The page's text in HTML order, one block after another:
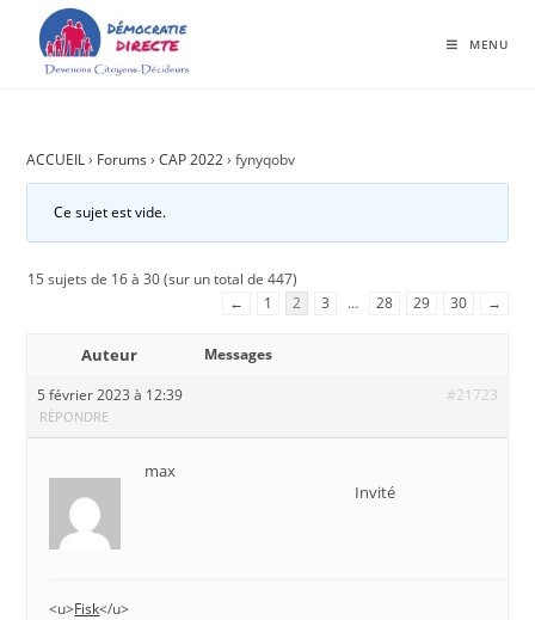
MENU
ACCUEIL › Forums › CAP 2022 › fynyqobv
Ce sujet est vide.
15 sujets de 16 à 30 (sur un total de 447)
←
1 2 3 … 28 29 30 →
Auteur
Messages
5 février 2023 à 12:39
#21723
RÉPONDRE
max
Invité
<u>Fisk</u>